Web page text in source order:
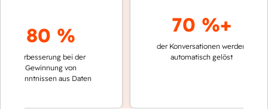
80 %
bei der
Gewinnung von
aus Daten
70 %+
der Konversationen werden
automatisch gelöst